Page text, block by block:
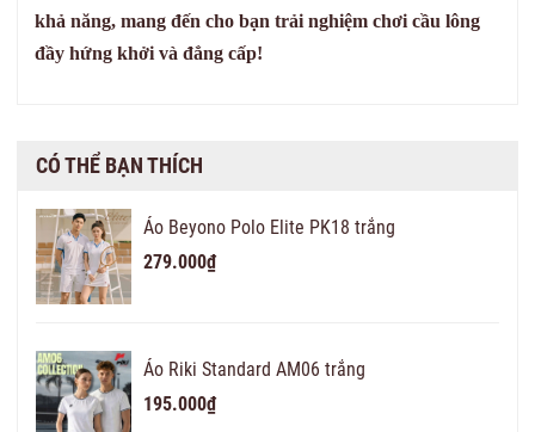
khả năng, mang đến cho bạn trải nghiệm chơi cầu lông
đầy hứng khởi và đẳng cấp!
CÓ THỂ BẠN THÍCH
Áo Beyono Polo Elite PK18 trắng
279.000₫
Áo Riki Standard AM06 trắng
195.000₫